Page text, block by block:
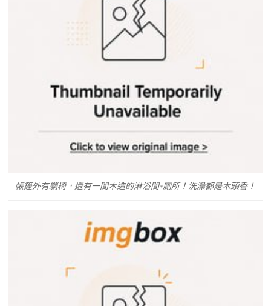
帳篷外有躺椅，還有一間木造的淋浴間+廁所！洗澡都是木頭香！